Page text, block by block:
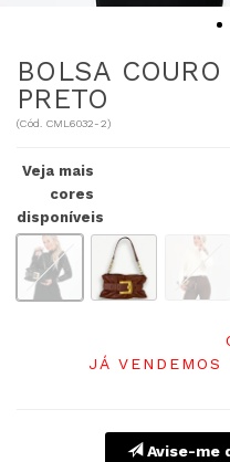
BOLSA
PRETO
(Cód. CML6032-2)
Veja mais
cores
disponíveis
JÁ VENDEMOS
Avise-me